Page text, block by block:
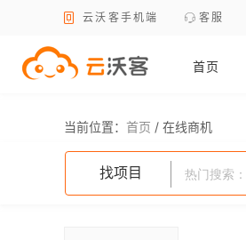
云沃客手机端 客服
首页
当前位置： 首页 / 在线商机
找项目